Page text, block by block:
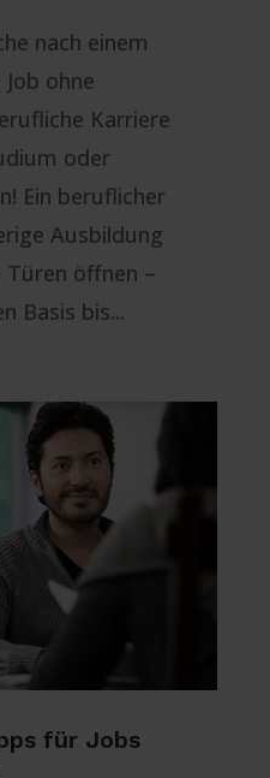
nach einem
ohne
Karriere
oder
Ein beruflicher
Ausbildung
Türen öffnen –
Basis bis...
für Jobs